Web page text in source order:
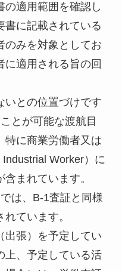
の適用範囲を確認し
書に記載されている
のみを対象としてお
に適用される旨の回
との位置づけです
とが可能な渡航目
特に商業労働者又は
Worker）に
まれています。
は、B-1査証と同様
ています。
出張）を予定してい
上、予定している活